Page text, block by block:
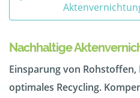
Nachhaltige
Einsparung von Rohstoffen,
optimales Recycling.